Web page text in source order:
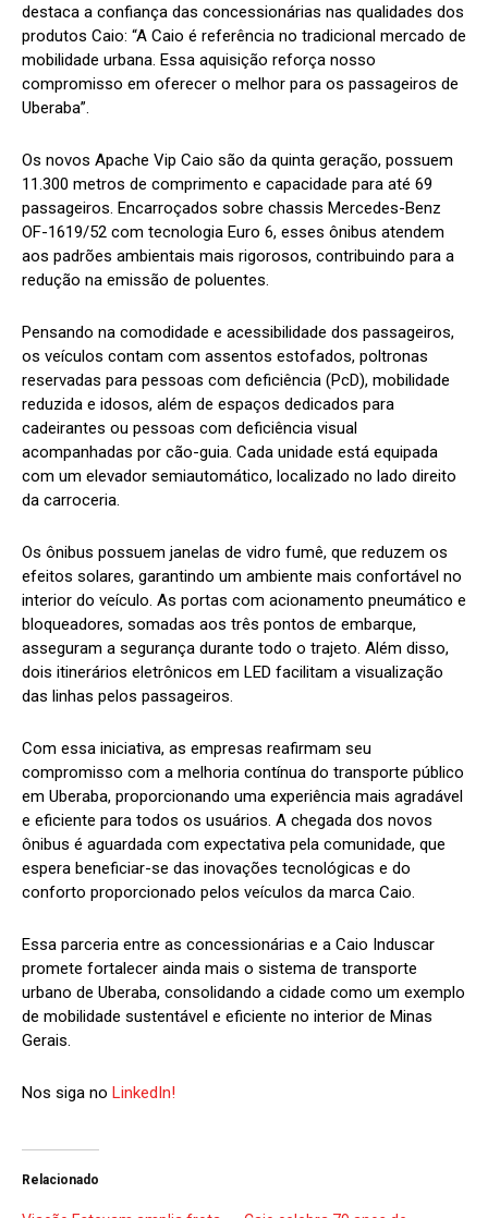
destaca a confiança das concessionárias nas qualidades dos
produtos Caio: “A Caio é referência no tradicional mercado de
mobilidade urbana. Essa aquisição reforça nosso
compromisso em oferecer o melhor para os passageiros de
Uberaba”.
Os novos Apache Vip Caio são da quinta geração, possuem
11.300 metros de comprimento e capacidade para até 69
passageiros. Encarroçados sobre chassis Mercedes-Benz
OF-1619/52 com tecnologia Euro 6, esses ônibus atendem
aos padrões ambientais mais rigorosos, contribuindo para a
redução na emissão de poluentes.
Pensando na comodidade e acessibilidade dos passageiros,
os veículos contam com assentos estofados, poltronas
reservadas para pessoas com deficiência (PcD), mobilidade
reduzida e idosos, além de espaços dedicados para
cadeirantes ou pessoas com deficiência visual
acompanhadas por cão-guia. Cada unidade está equipada
com um elevador semiautomático, localizado no lado direito
da carroceria.
Os ônibus possuem janelas de vidro fumê, que reduzem os
efeitos solares, garantindo um ambiente mais confortável no
interior do veículo. As portas com acionamento pneumático e
bloqueadores, somadas aos três pontos de embarque,
asseguram a segurança durante todo o trajeto. Além disso,
dois itinerários eletrônicos em LED facilitam a visualização
das linhas pelos passageiros.
Com essa iniciativa, as empresas reafirmam seu
compromisso com a melhoria contínua do transporte público
em Uberaba, proporcionando uma experiência mais agradável
e eficiente para todos os usuários. A chegada dos novos
ônibus é aguardada com expectativa pela comunidade, que
espera beneficiar-se das inovações tecnológicas e do
conforto proporcionado pelos veículos da marca Caio.
Essa parceria entre as concessionárias e a Caio Induscar
promete fortalecer ainda mais o sistema de transporte
urbano de Uberaba, consolidando a cidade como um exemplo
de mobilidade sustentável e eficiente no interior de Minas
Gerais.
Nos siga no LinkedIn!
Relacionado